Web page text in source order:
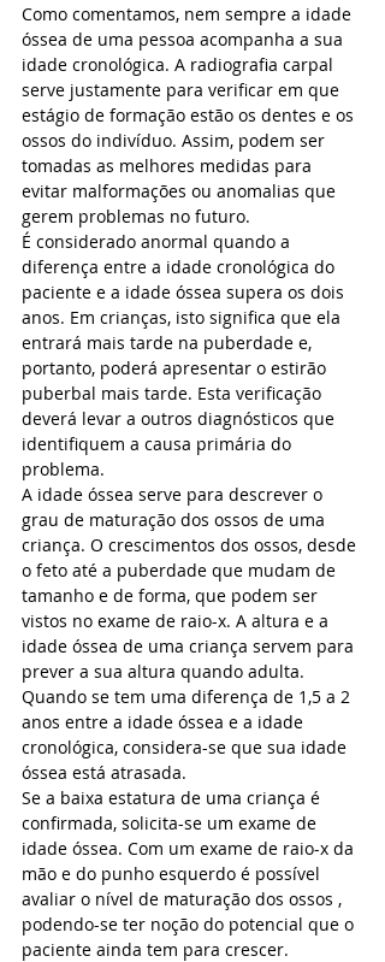
Como comentamos, nem sempre a idade
óssea de uma pessoa acompanha a sua
idade cronológica. A radiografia carpal
serve justamente para verificar em que
estágio de formação estão os dentes e os
ossos do indivíduo. Assim, podem ser
tomadas as melhores medidas para
evitar malformações ou anomalias que
gerem problemas no futuro.
É considerado anormal quando a
diferença entre a idade cronológica do
paciente e a idade óssea supera os dois
anos. Em crianças, isto significa que ela
entrará mais tarde na puberdade e,
portanto, poderá apresentar o estirão
puberbal mais tarde. Esta verificação
deverá levar a outros diagnósticos que
identifiquem a causa primária do
problema.
A idade óssea serve para descrever o
grau de maturação dos ossos de uma
criança. O crescimentos dos ossos, desde
o feto até a puberdade que mudam de
tamanho e de forma, que podem ser
vistos no exame de raio-x. A altura e a
idade óssea de uma criança servem para
prever a sua altura quando adulta.
Quando se tem uma diferença de 1,5 a 2
anos entre a idade óssea e a idade
cronológica, considera-se que sua idade
óssea está atrasada.
Se a baixa estatura de uma criança é
confirmada, solicita-se um exame de
idade óssea. Com um exame de raio-x da
mão e do punho esquerdo é possível
avaliar o nível de maturação dos ossos ,
podendo-se ter noção do potencial que o
paciente ainda tem para crescer.